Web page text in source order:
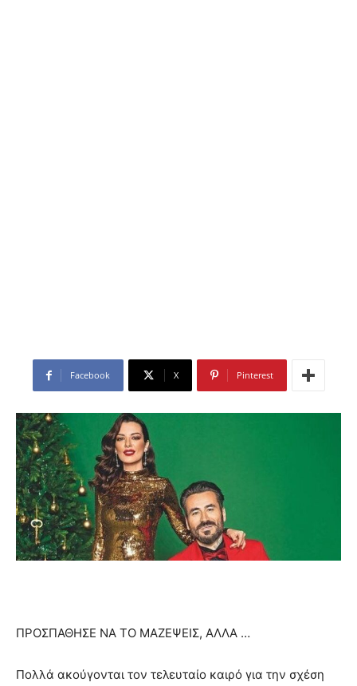
Facebook X Pinterest
ΠΡΟΣΠΑΘΗΣΕ ΝΑ ΤΟ ΜΑΖΕΨΕΙΣ, ΑΛΛΑ …
Πολλά ακούγονται τον τελευταίο καιρό για την σχέση